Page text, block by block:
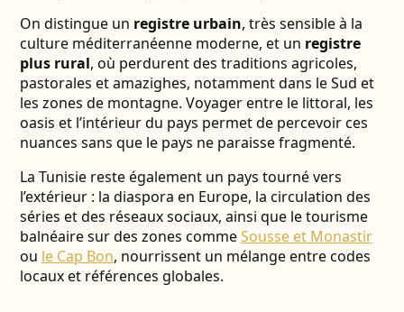
On distingue un registre urbain, très sensible à la
culture méditerranéenne moderne, et un registre
plus rural, où perdurent des traditions agricoles,
pastorales et amazighes, notamment dans le Sud et
les zones de montagne. Voyager entre le littoral, les
oasis et l’intérieur du pays permet de percevoir ces
nuances sans que le pays ne paraisse fragmenté.
La Tunisie reste également un pays tourné vers
l’extérieur : la diaspora en Europe, la circulation des
séries et des réseaux sociaux, ainsi que le tourisme
balnéaire sur des zones commeSousse et Monastir
ou le Cap Bon, nourrissent un mélange entre codes
locaux et références globales.